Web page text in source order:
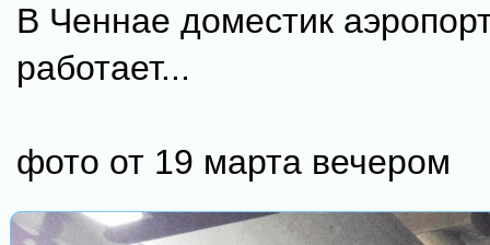
В Ченнае доместик
работает...
фото от 19 марта вечером